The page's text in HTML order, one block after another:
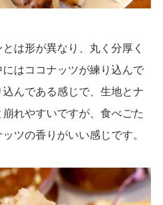
は形が異なり、丸く分厚く
はココナッツが練り込んで
んである感じで、生地とナ
れやすいですが、食べごた
ツの香りがいい感じです。